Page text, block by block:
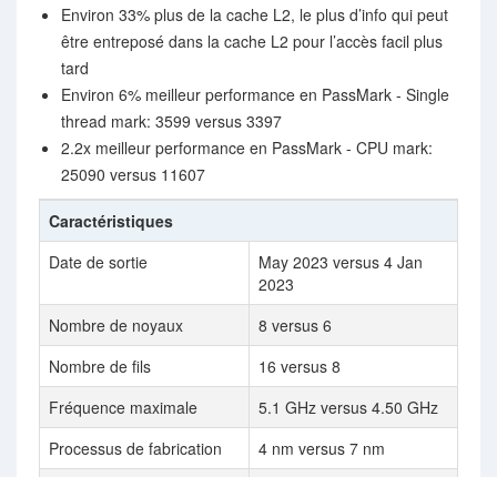
Environ 33% plus de la cache L2, le plus d’info qui peut
être entreposé dans la cache L2 pour l’accès facil plus
tard
Environ 6% meilleur performance en PassMark - Single
thread mark: 3599 versus 3397
2.2x meilleur performance en PassMark - CPU mark:
25090 versus 11607
Caractéristiques
Date de sortie
May 2023 versus 4 Jan
2023
Nombre de noyaux
8 versus 6
Nombre de fils
16 versus 8
Fréquence maximale
5.1 GHz versus 4.50 GHz
Processus de fabrication
4 nm versus 7 nm